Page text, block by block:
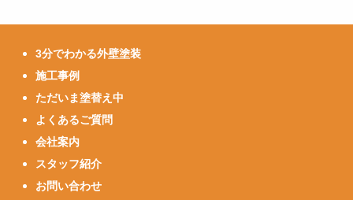
3分でわかる外壁塗装
施工事例
ただいま塗替え中
よくあるご質問
会社案内
スタッフ紹介
お問い合わせ